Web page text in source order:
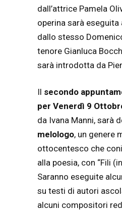
dall’attrice Pamela
operina sarà
dallo stesso
tenore Gianluca
sarà introdotta da
Il secondo
per Venerdì 9
da Ivana Manni, sarà
melologo, un genere
ottocentesco che
alla poesia, con “Fili
Saranno eseguite
su testi di autori
alcuni compositori